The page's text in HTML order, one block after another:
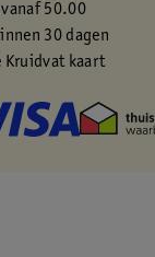
50.00
30 dagen
Kruidvat kaart